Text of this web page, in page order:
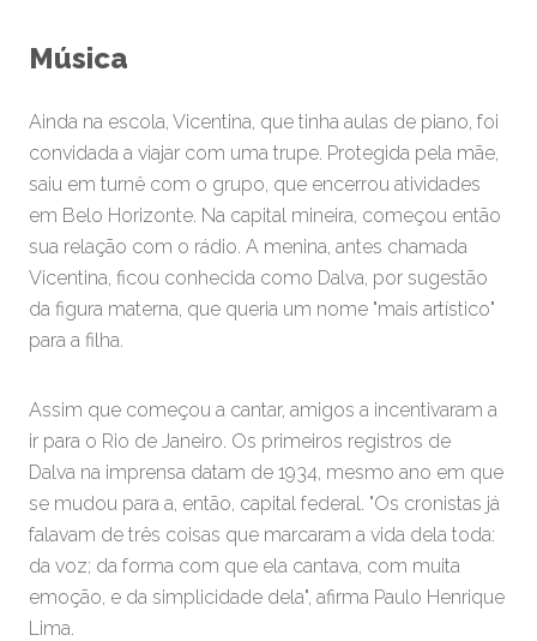
Música
Ainda na escola, Vicentina, que tinha aulas de piano, foi
convidada a viajar com uma trupe. Protegida pela mãe,
saiu em turnê com o grupo, que encerrou atividades
em Belo Horizonte. Na capital mineira, começou então
sua relação com o rádio. A menina, antes chamada
Vicentina, ficou conhecida como Dalva, por sugestão
da figura materna, que queria um nome "mais artístico"
para a filha.
Assim que começou a cantar, amigos a incentivaram a
ir para o Rio de Janeiro. Os primeiros registros de
Dalva na imprensa datam de 1934, mesmo ano em que
se mudou para a, então, capital federal. "Os cronistas já
falavam de três coisas que marcaram a vida dela toda:
da voz; da forma com que ela cantava, com muita
emoção, e da simplicidade dela", afirma Paulo Henrique
Lima.